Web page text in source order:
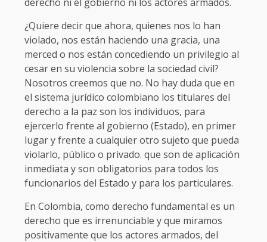
¿Quiere decir que ahora, quienes nos lo han
violado, nos están haciendo una gracia, una
merced o nos están concediendo un privilegio al
cesar en su violencia sobre la sociedad civil?
Nosotros creemos que no. No hay duda que en
el sistema jurídico colombiano los titulares del
derecho a la paz son los individuos, para
ejercerlo frente al gobierno (Estado), en primer
lugar y frente a cualquier otro sujeto que pueda
violarlo, público o privado. que son de aplicación
inmediata y son obligatorios para todos los
funcionarios del Estado y para los particulares.
En Colombia, como derecho fundamental es un
derecho que es irrenunciable y que miramos
positivamente que los actores armados, del